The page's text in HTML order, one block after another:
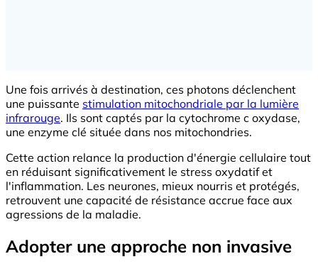
Une fois arrivés à destination, ces photons déclenchent
une puissante stimulation mitochondriale par la lumière
infrarouge. Ils sont captés par la cytochrome c oxydase,
une enzyme clé située dans nos mitochondries.
Cette action relance la production d'énergie cellulaire tout
en réduisant significativement le stress oxydatif et
l'inflammation. Les neurones, mieux nourris et protégés,
retrouvent une capacité de résistance accrue face aux
agressions de la maladie.
Adopter une approche non invasive